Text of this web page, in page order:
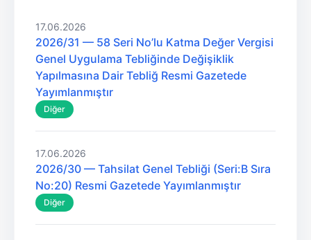
17.06.2026
2026/31 — 58 Seri No’lu Katma Değer Vergisi
Genel Uygulama Tebliğinde Değişiklik
Yapılmasına Dair Tebliğ Resmi Gazetede
Yayımlanmıştır
Diğer
17.06.2026
2026/30 — Tahsilat Genel Tebliği (Seri:B Sıra
No:20) Resmi Gazetede Yayımlanmıştır
Diğer